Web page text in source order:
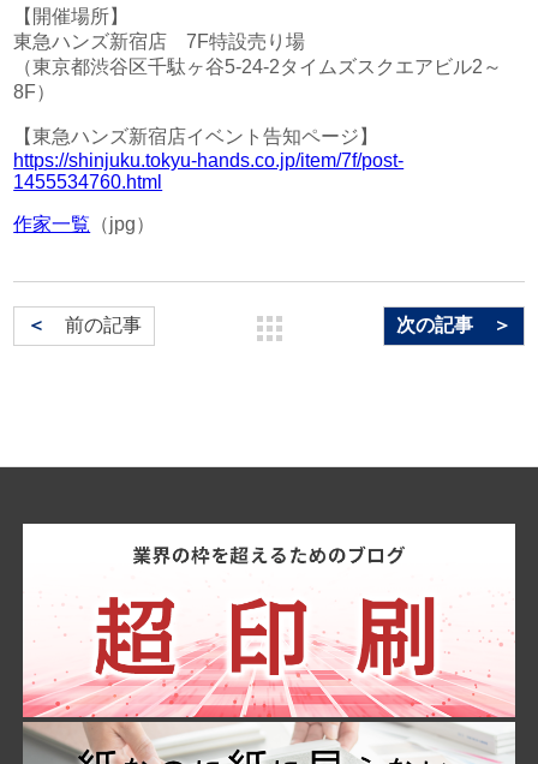
【開催場所】
東急ハンズ新宿店 7F特設売り場
（東京都渋谷区千駄ヶ谷5-24-2タイムズスクエアビル2～
8F）
【東急ハンズ新宿店イベント告知ページ】
https://shinjuku.tokyu-hands.co.jp/item/7f/post-
1455534760.html
作家一覧 （jpg）
＜ 前の記事 次の記事 ＞